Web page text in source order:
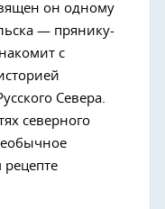
он одному
— прянику-
с
Севера.
северного
рецепте